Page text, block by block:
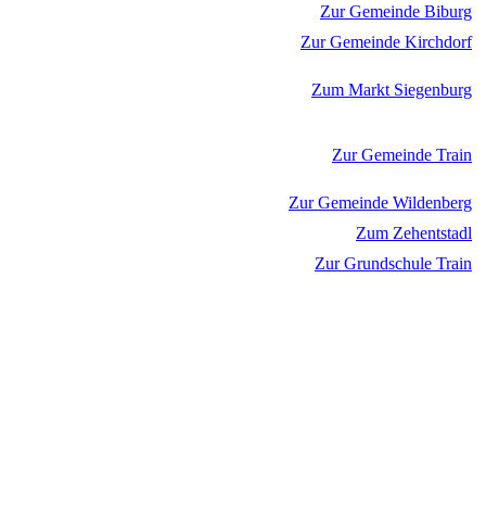
Zur Gemeinde Biburg
Zur Gemeinde Kirchdorf
Zum Markt Siegenburg
Zur Gemeinde Train
Zur Gemeinde Wildenberg
Zum Zehentstadl
Zur Grundschule Train